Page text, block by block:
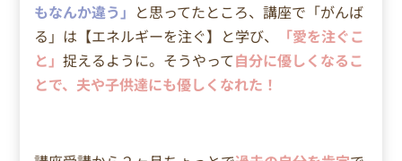
もなんか違う」 と思ってたところ、講座で「がんば
る」は【エネルギーを注ぐ】と学び、
「愛を注ぐこ
と」捉えるように。 そうやって自分に優しくなるこ
とで、夫や子供達にも優しくなれた！